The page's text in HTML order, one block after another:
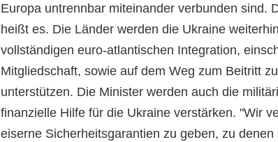
Europa untrennbar miteinander verbunden sind.
heißt es. Die Länder werden die Ukraine
vollständigen euro-atlantischen Integration,
Mitgliedschaft, sowie auf dem Weg zum Beitritt
unterstützen. Die Minister werden auch die
finanzielle Hilfe für die Ukraine verstärken. "Wir
eiserne Sicherheitsgarantien zu geben, zu